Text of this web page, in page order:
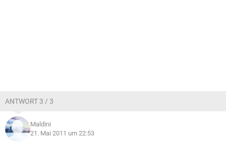
ANTWORT 3 / 3
Maldini
21. Mai 2011 um 22:53